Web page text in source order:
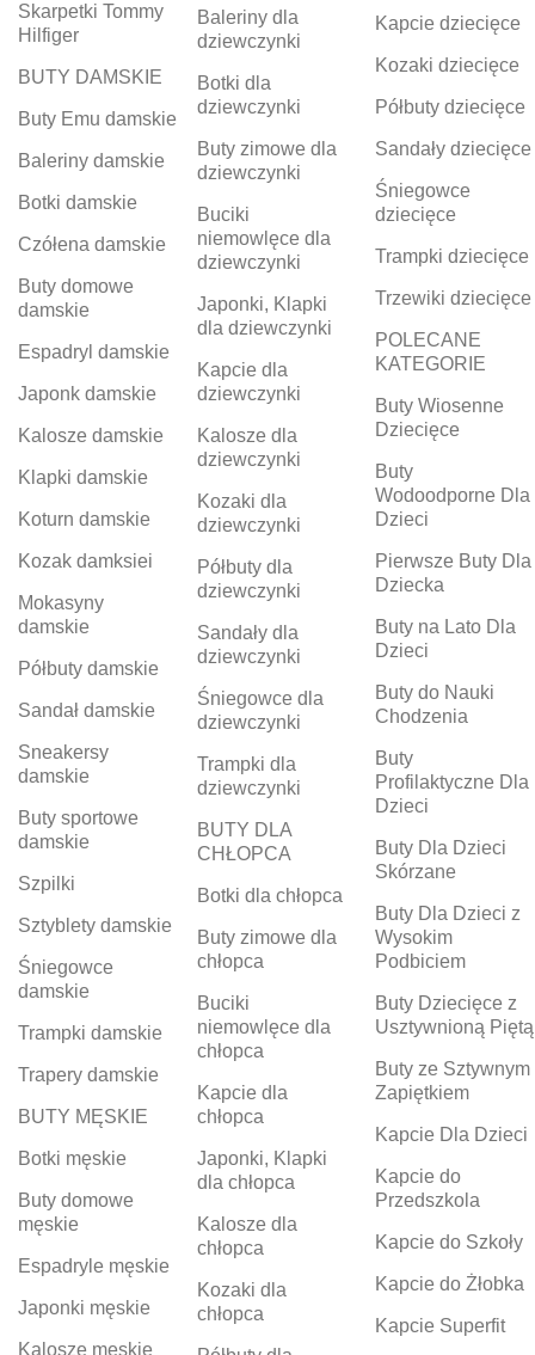
Skarpetki Tommy
Hilfiger
BUTY DAMSKIE
Buty Emu damskie
Baleriny damskie
Botki damskie
Czółena damskie
Buty domowe
damskie
Espadryl damskie
Japonk damskie
Kalosze damskie
Klapki damskie
Koturn damskie
Kozak damksiei
Mokasyny
damskie
Półbuty damskie
Sandał damskie
Sneakersy
damskie
Buty sportowe
damskie
Szpilki
Sztyblety damskie
Śniegowce
damskie
Trampki damskie
Trapery damskie
BUTY MĘSKIE
Botki męskie
Buty domowe
męskie
Espadryle męskie
Japonki męskie
Kalosze męskie
Baleriny dla
dziewczynki
Botki dla
dziewczynki
Buty zimowe dla
dziewczynki
Buciki
niemowlęce dla
dziewczynki
Japonki, Klapki
dla dziewczynki
Kapcie dla
dziewczynki
Kalosze dla
dziewczynki
Kozaki dla
dziewczynki
Półbuty dla
dziewczynki
Sandały dla
dziewczynki
Śniegowce dla
dziewczynki
Trampki dla
dziewczynki
BUTY DLA
CHŁOPCA
Botki dla chłopca
Buty zimowe dla
chłopca
Buciki
niemowlęce dla
chłopca
Kapcie dla
chłopca
Japonki, Klapki
dla chłopca
Kalosze dla
chłopca
Kozaki dla
chłopca
Kapcie dziecięce
Kozaki dziecięce
Półbuty dziecięce
Sandały dziecięce
Śniegowce
dziecięce
Trampki dziecięce
Trzewiki dziecięce
POLECANE
KATEGORIE
Buty Wiosenne
Dziecięce
Buty
Wodoodporne Dla
Dzieci
Pierwsze Buty Dla
Dziecka
Buty na Lato Dla
Dzieci
Buty do Nauki
Chodzenia
Buty
Profilaktyczne Dla
Dzieci
Buty Dla Dzieci
Skórzane
Buty Dla Dzieci z
Wysokim
Podbiciem
Buty Dziecięce z
Usztywnioną Piętą
Buty ze Sztywnym
Zapiętkiem
Kapcie Dla Dzieci
Kapcie do
Przedszkola
Kapcie do Szkoły
Kapcie do Żłobka
Kapcie Superfit